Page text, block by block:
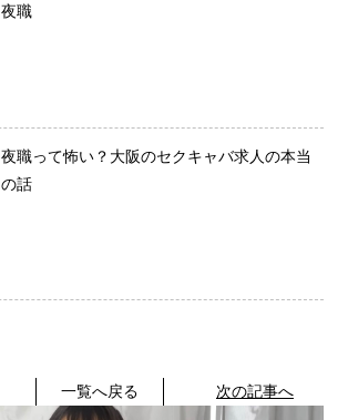
夜職
夜職って怖い？大阪のセクキャバ求人の本当
の話
一覧へ戻る 次の記事へ